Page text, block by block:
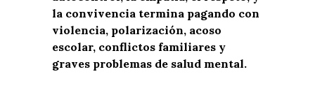
la convivencia termina pagando con
violencia, polarización, acoso
escolar, conflictos familiares y
graves problemas de salud mental.